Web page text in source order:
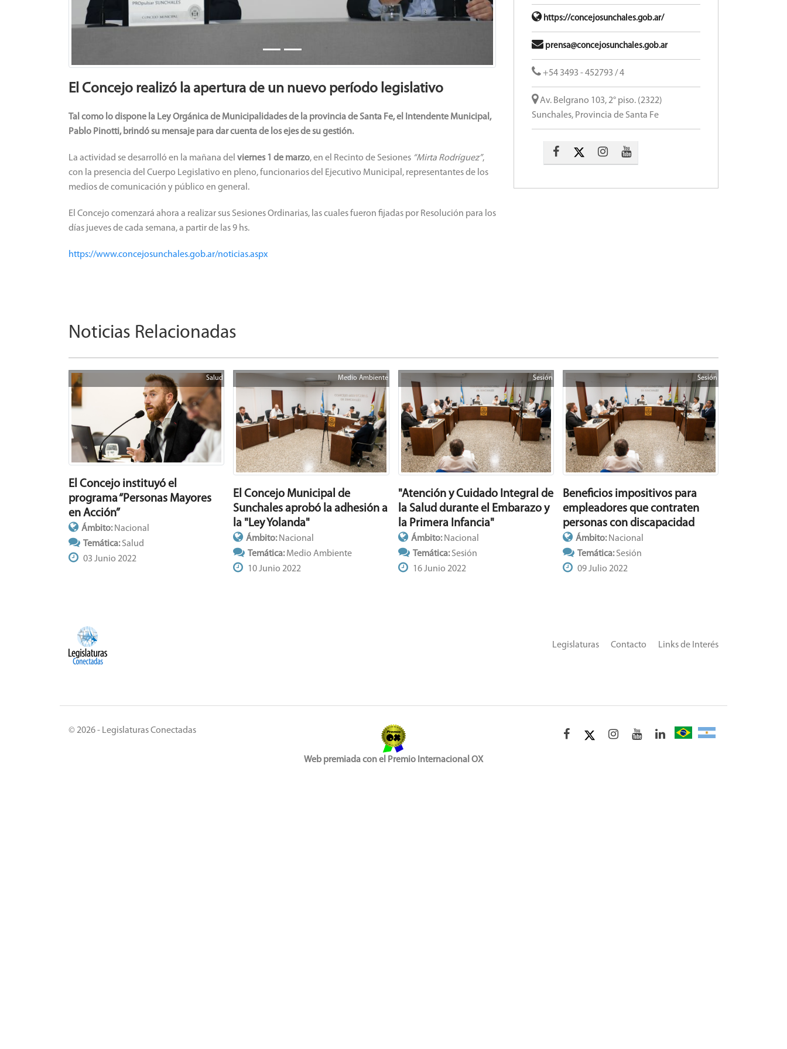
El Concejo realizó la apertura de un nuevo período legislativo
Tal como lo dispone la Ley Orgánica de Municipalidades de la provincia de Santa Fe, el Intendente Municipal,
Pablo Pinotti, brindó su mensaje para dar cuenta de los ejes de su gestión.
La actividad se desarrolló en la mañana del viernes 1 de marzo, en el Recinto de Sesiones “Mirta Rodríguez”,
con la presencia del Cuerpo Legislativo en pleno, funcionarios del Ejecutivo Municipal, representantes de los
medios de comunicación y público en general.
El Concejo comenzará ahora a realizar sus Sesiones Ordinarias, las cuales fueron fijadas por Resolución para los
días jueves de cada semana, a partir de las 9 hs.
https://www.concejosunchales.gob.ar/noticias.aspx
https://concejosunchales.gob.ar/
prensa@concejosunchales.gob.ar
+54 3493 - 452793 / 4
Av. Belgrano 103, 2° piso. (2322)
Sunchales, Provincia de Santa Fe
Noticias Relacionadas
Salud
El Concejo instituyó el
programa “Personas Mayores
en Acción”
Ámbito:Nacional
Temática:Salud
03 Junio 2022
Medio Ambiente
El Concejo Municipal de
Sunchales aprobó la adhesión a
la "Ley Yolanda"
Ámbito:Nacional
Temática:Medio Ambiente
10 Junio 2022
Sesión
"Atención y Cuidado Integral de
la Salud durante el Embarazo y
la Primera Infancia"
Ámbito:Nacional
Temática:Sesión
16 Junio 2022
Sesión
Beneficios impositivos para
empleadores que contraten
personas con discapacidad
Ámbito:Nacional
Temática:Sesión
09 Julio 2022
Links de Interés
Contacto
Legislaturas
© 2026 - Legislaturas Conectadas
Web premiada con el Premio Internacional OX